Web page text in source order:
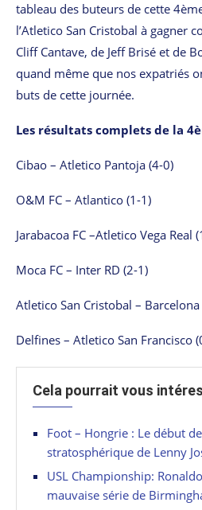
tableau des buteurs de cette
l’Atletico San Cristobal à gagner
Cliff Cantave, de Jeff Brisé et de
quand même que nos expatriés
buts de cette journée.
Les résultats complets de la
Cibao – Atletico Pantoja (4-0)
O&M FC – Atlantico (1-1)
Jarabacoa FC –Atletico Vega Real
Moca FC – Inter RD (2-1)
Atletico San Cristobal – Barcelona
Delfines – Atletico San Francisco
Cela pourrait vous
Foot – Hongrie : Le début
stratosphérique de Lenny
USL Championship:
mauvaise série de